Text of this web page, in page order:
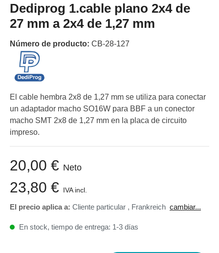
Dediprog 1.cable plano 2x4 de
27 mm a 2x4 de 1,27 mm
Número de producto: CB-28-127
El cable hembra 2x8 de 1,27 mm se utiliza para conectar
un adaptador macho SO16W para BBF a un conector
macho SMT 2x8 de 1,27 mm en la placa de circuito
impreso.
20,00 € Neto
23,80 € IVA incl.
El precio aplica a: Cliente particular , Frankreich cambiar...
En stock, tiempo de entrega: 1-3 días